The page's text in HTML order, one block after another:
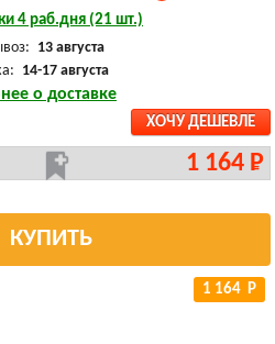
4 раб.дня (21 шт.)
13 августа
14-17 августа
о доставке
ХОЧУ ДЕШЕВЛЕ
1 164 Р
КУПИТЬ
1 164 Р